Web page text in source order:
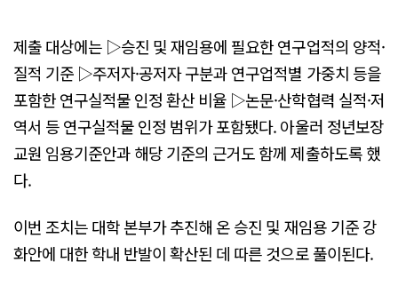
제출 대상에는 ▷승진 및 재임용에 필요한 연구업적의 양적·
질적 기준 ▷주저자·공저자 구분과 연구업적별 가중치 등을
포함한 연구실적물 인정 환산 비율 ▷논문·산학협력 실적·저
역서 등 연구실적물 인정 범위가 포함됐다. 아울러 정년보장
교원 임용기준안과 해당 기준의 근거도 함께 제출하도록 했
다.
이번 조치는 대학 본부가 추진해 온 승진 및 재임용 기준 강
화안에 대한 학내 반발이 확산된 데 따른 것으로 풀이된다.